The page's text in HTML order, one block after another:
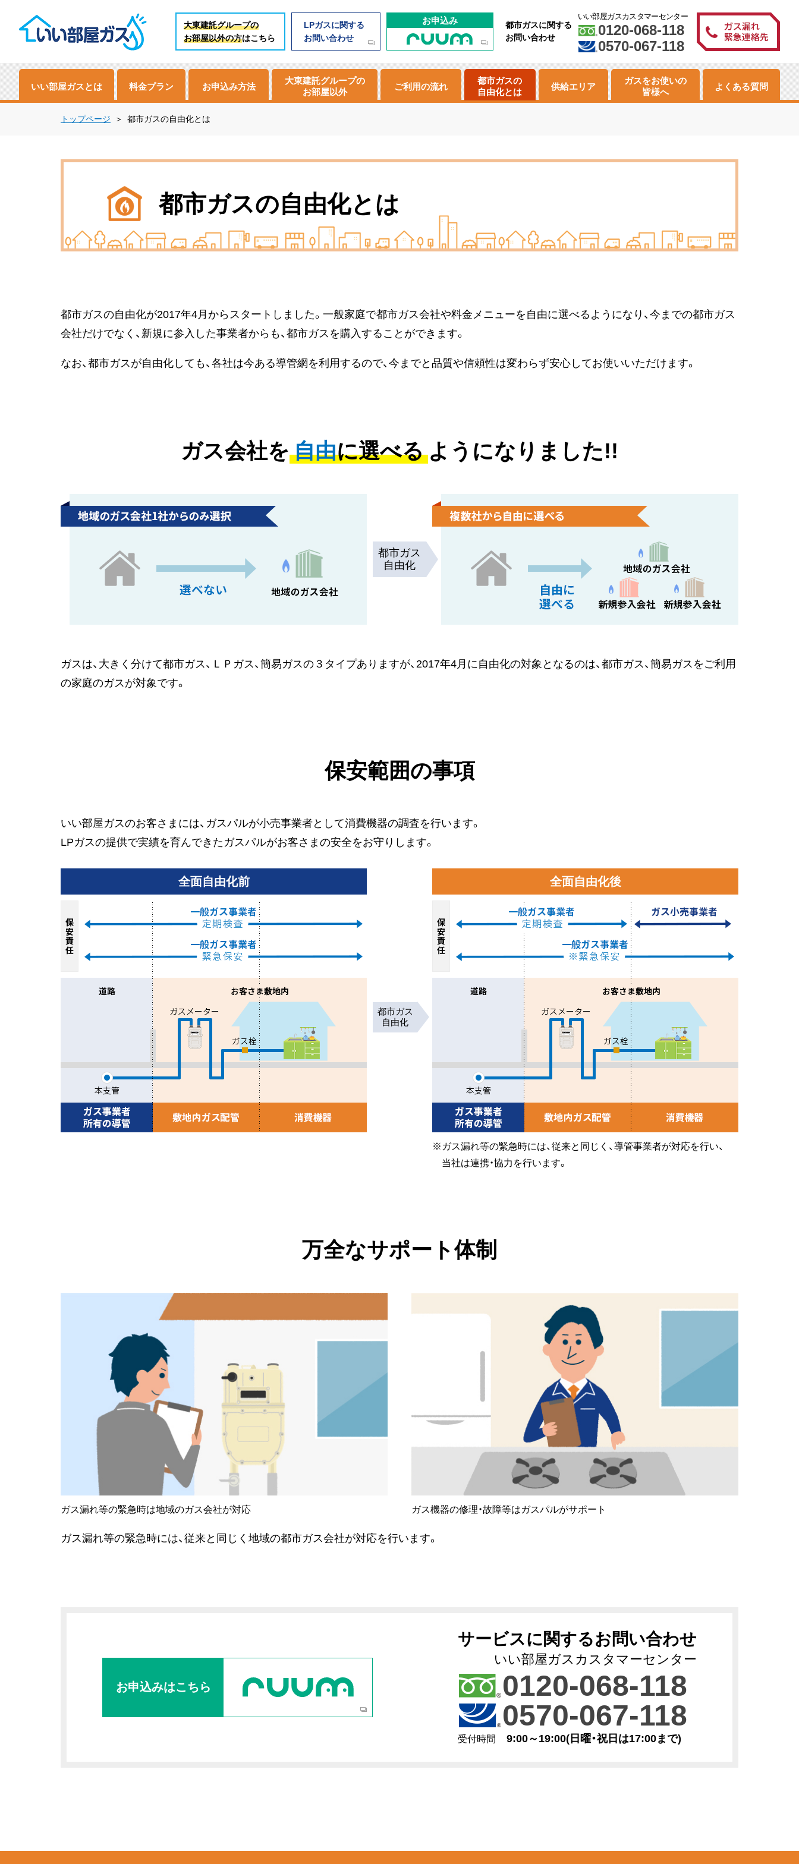
大東建託グループの
お部屋以外の方はこちら
LPガスに関する
お問い合わせ
お申込み
都市ガスに関する
お問い合わせ
いい部屋ガスカスタマーセンター
0120-068-118
0570-067-118
いい部屋ガスとは 料金プラン お申込み方法
大東建託グループの
お部屋以外
ご利用の流れ
都市ガスの
自由化とは
供給エリア
ガスをお使いの
皆様へ
よくある質問
トップページ 都市ガスの自由化とは
都市ガスの自由化とは
都市ガスの自由化が2017年4月からスタートしました。一般家庭で都市ガス会社や料金メニューを自由に選べるようになり、今までの都市ガス
会社だけでなく、新規に参入した事業者からも、都市ガスを購入することができます。
なお、都市ガスが自由化しても、各社は今ある導管網を利用するので、今までと品質や信頼性は変わらず安心してお使いいただけます。
ガス会社を 自由に選べる ようになりました!!
都市ガス
自由化
ガスは、大きく分けて都市ガス、ＬＰガス、簡易ガスの３タイプありますが、2017年4月に自由化の対象となるのは、都市ガス、簡易ガスをご利用
の家庭のガスが対象です。
保安範囲の事項
いい部屋ガスのお客さまには、ガスパルが小売事業者として消費機器の調査を行います。
LPガスの提供で実績を育んできたガスパルがお客さまの安全をお守りします。
全面自由化前
都市ガス
自由化
全面自由化後
※ガス漏れ等の緊急時には、従来と同じく、導管事業者が対応を行い、
当社は連携・協力を行います。
万全なサポート体制
ガス漏れ等の緊急時は地域のガス会社が対応 ガス機器の修理・故障等はガスパルがサポート
ガス漏れ等の緊急時には、従来と同じく地域の都市ガス会社が対応を行います。
お申込みはこちら
サービスに関するお問い合わせ
いい部屋ガスカスタマーセンター
0120-068-118
0570-067-118
受付時間 9:00～19:00(日曜・祝日は17:00まで)